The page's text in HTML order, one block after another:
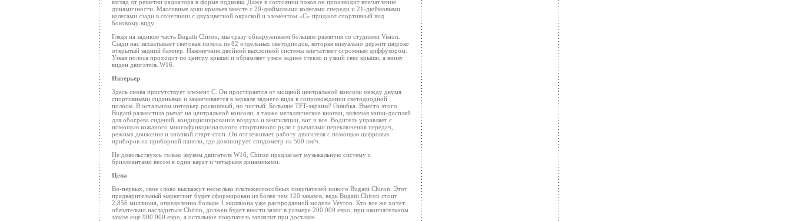
взгляд от решетки радиатора в форме подковы. Даже в состоянии покоя он производит впечатление
динамичности. Массивные арки крыльев вместе с 20-дюймовыми колесами спереди и 21-дюймовыми
колесами сзади в сочетании с двухцветной окраской и элементом «С» придают спортивный вид
боковому виду.
Глядя на заднюю часть Bugatti Chiron, мы сразу обнаруживаем большие различия со студиями Vision.
Сзади нас захватывает световая полоса из 82 отдельных светодиодов, которая визуально держит широко
открытый задний бампер. Наконечник двойной выхлопной системы впечатляет огромным диффузором.
Узкая полоса проходит по центру крыши и обрамляет узкое заднее стекло и узкий свес крыши, а внизу
виден двигатель W16.
Интерьер
Здесь снова присутствует элемент C. Он простирается от мощной центральной консоли между двумя
спортивными сиденьями и заканчивается в зеркале заднего вида в сопровождении светодиодной
полосы. В остальном интерьер роскошный, но чистый. Большие TFT-экраны? Ошибка. Вместо этого
Bugatti разместила рычаг на центральной консоли, а также металлические кнопки, включая мини-дисплей
для обогрева сидений, кондиционирования воздуха и вентиляции, вот и все. Водитель управляет с
помощью кожаного многофункционального спортивного руля с рычагами переключения передач,
режима движения и кнопкой старт-стоп. Он отслеживает работу двигателя с помощью цифровых
приборов на приборной панели, где доминирует спидометр на 500 км/ч.
Не довольствуясь только звуком двигателя W16, Chiron предлагает музыкальную систему с
бриллиантами весом в один карат и четырьмя динамиками.
Цена
Во-первых, свое слово выскажут несколько платежеспособных покупателей нового Bugatti Chiron. Этот
предварительный маркетинг будет сформирован из более чем 120 заказов, ведь Bugatti Chiron стоит
2,856 миллиона, определенно больше 1 миллиона уже распроданной модели Veyron. Кто все же хочет
обязательно насладиться Chiron, должен будет внести залог в размере 200 000 евро, при окончательном
заказе еще 900 000 евро, а остальное покупатель заплатит при доставке.